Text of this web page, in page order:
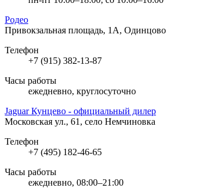
Родео
Привокзальная площадь, 1А, Одинцово
Телефон
+7 (915) 382-13-87
Часы работы
ежедневно, круглосуточно
Jaguar Кунцево - официальный дилер
Московская ул., 61, село Немчиновка
Телефон
+7 (495) 182-46-65
Часы работы
ежедневно, 08:00–21:00